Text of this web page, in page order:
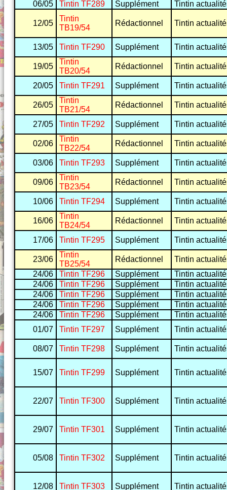
06/05 Tintin TF289 Supplément Tintin
12/05
Tintin
TB19/54
Rédactionnel Tintin
13/05 Tintin TF290 Supplément Tintin
19/05
Tintin
TB20/54
Rédactionnel Tintin
20/05 Tintin TF291 Supplément Tintin
26/05
Tintin
TB21/54
Rédactionnel Tintin
27/05 Tintin TF292 Supplément Tintin
02/06
Tintin
TB22/54
Rédactionnel Tintin
03/06 Tintin TF293 Supplément Tintin
09/06
Tintin
TB23/54
Rédactionnel Tintin
10/06 Tintin TF294 Supplément Tintin
16/06
Tintin
TB24/54
Rédactionnel Tintin
17/06 Tintin TF295 Supplément Tintin
23/06
Tintin
TB25/54
Rédactionnel
Tintin
24/06
Tintin TF296 Supplément
Tintin
24/06
Tintin TF296 Supplément
Tintin
24/06
Tintin TF296 Supplément
Tintin
24/06
Tintin TF296 Supplément
Tintin
24/06
Tintin TF296 Supplément
Tintin
01/07
Tintin TF297 Supplément Tintin
08/07 Tintin TF298 Supplément Tintin
15/07 Tintin TF299 Supplément Tintin
22/07 Tintin TF300 Supplément Tintin
29/07 Tintin TF301 Supplément Tintin
05/08 Tintin TF302 Supplément Tintin
12/08 Tintin TF303 Supplément Tintin